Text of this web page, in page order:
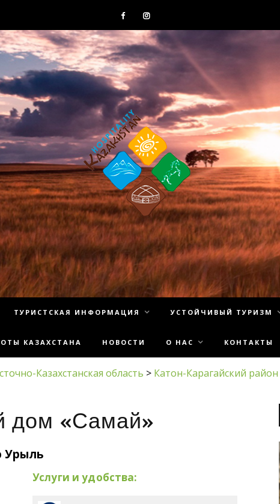
ТУРИСТСКАЯ ИНФОРМАЦИЯ УСТОЙЧИВЫЙ ТУРИЗМ
КАЗАХСТАНА НОВОСТИ О НАС КОНТАКТЫ
Казахстанская область > Катон-Карагайский район
дом «Самай»
Урыль
Услуги и удобства: